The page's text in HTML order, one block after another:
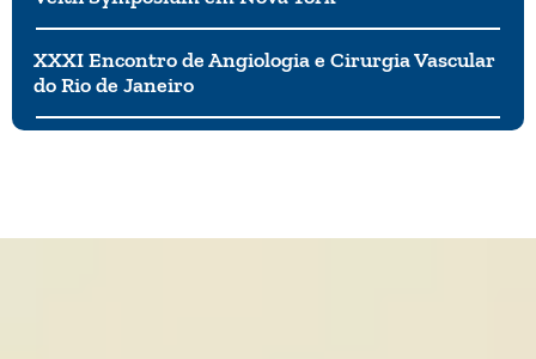
XXXI Encontro de Angiologia e Cirurgia Vascular
do Rio de Janeiro